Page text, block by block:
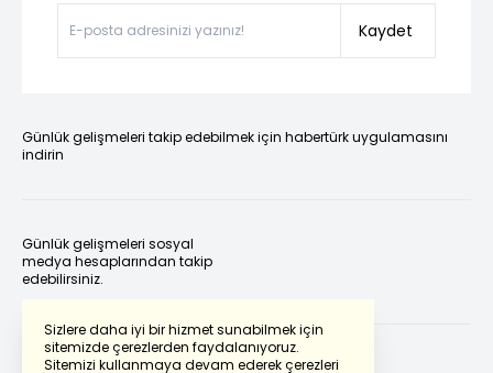
Sizlere daha iyi bir hizmet sunabilmek için
sitemizde çerezlerden faydalanıyoruz.
Sitemizi kullanmaya devam ederek çerezleri
Kaydet
Günlük gelişmeleri takip edebilmek için habertürk uygulamasını
indirin
Günlük gelişmeleri sosyal
medya hesaplarından takip
edebilirsiniz.